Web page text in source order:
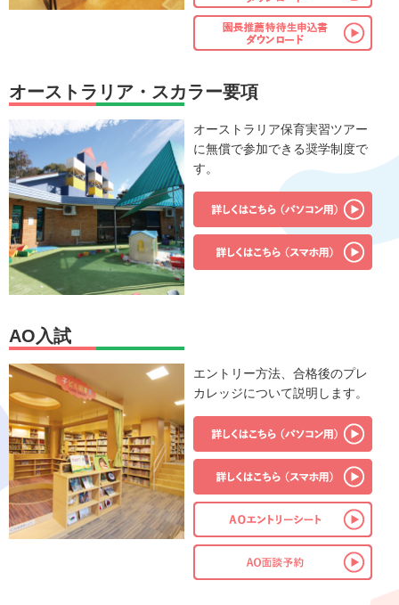
オーストラリア・スカラー要項
オーストラリア保育実習ツアー
に無償で参加できる奨学制度で
す。
AO入試
エントリー方法、合格後のプレ
カレッジについて説明します。